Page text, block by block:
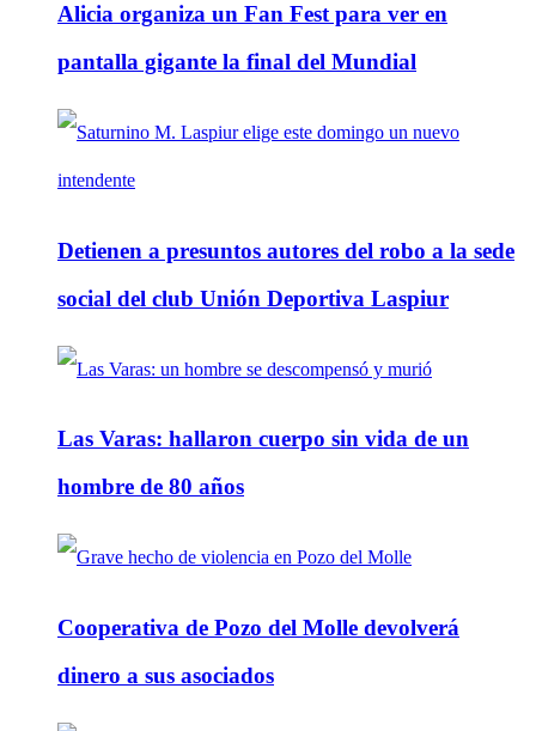
Alicia organiza un Fan Fest para ver en
pantalla gigante la final del Mundial
Detienen a presuntos autores del robo a la sede
social del club Unión Deportiva Laspiur
Las Varas: hallaron cuerpo sin vida de un
hombre de 80 años
Cooperativa de Pozo del Molle devolverá
dinero a sus asociados